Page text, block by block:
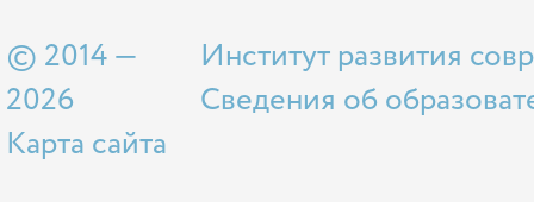
© 2014 —
2026
Карта сайта
Институт развития
Сведения об